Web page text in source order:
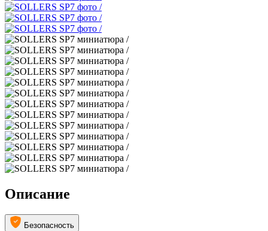
Описание
Безопасность